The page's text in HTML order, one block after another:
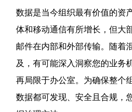
数据是当今组织最有价值的资
体和移动通信有所增长，但大
邮件在内部和外部传输。随着
及，有可能深入洞察您的业务
再局限于办公室。 为确保整个
数据都可发现、安全且合规，